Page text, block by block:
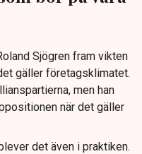
Sjögren fram vikten
gäller företagsklimatet.
men han
när det gäller
det även i praktiken.